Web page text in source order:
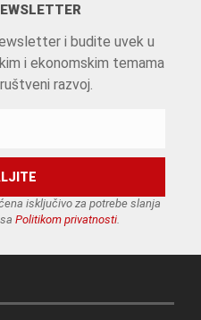
i budite uvek u
i ekonomskim temama
razvoj.
isključivo za potrebe slanja
Politikom privatnosti.